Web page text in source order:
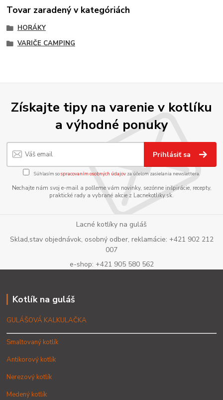
Tovar zaradený v kategóriách
HORÁKY
VARIČE CAMPING
Získajte tipy na varenie v kotlíku
a výhodné ponuky
Prihlásiť sa
Súhlasím sospracovaním osobných údajov za účelom zasielania newslettera.
Nechajte nám svoj e-mail a pošleme vám novinky, sezónne inšpirácie, recepty,
praktické rady a vybrané akcie z Lacnekotliky.sk.
Lacné kotlíky na guláš
Sklad,stav objednávok, osobný odber, reklamácie: +421 902 212
007
e-shop: +421 905 580 562
Kotlík na guláš
GULÁŠOVÁ KALKULAČKA
Smaltovaný kotlík
Antikorový kotlík
Nerezový kotlík
Medený kotlík